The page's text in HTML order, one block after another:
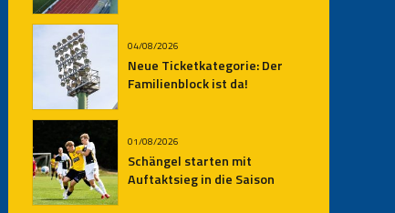
04/08/2026
Neue Ticketkategorie: Der
Familienblock ist da!
01/08/2026
Schängel starten mit
Auftaktsieg in die Saison